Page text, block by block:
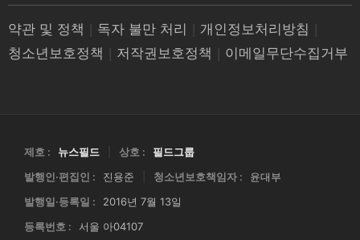
약관 및 정책 | 독자 불만 처리 | 개인정보처리방침 |
청소년보호정책 | 저작권보호정책 | 이메일무단수집거부
제호 : 뉴스필드 상호 :
필드그룹
발행인·편집인 :
진용준 청소년보호책임자 :
윤대부
발행일·등록일 :
2016년 7월 13일
등록번호 :
서울 아04107